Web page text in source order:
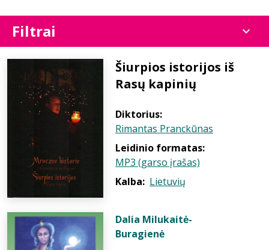
Filtrai
Šiurpios istorijos iš
Rasų kapinių
Diktorius:
Rimantas Pranckūnas
Leidinio formatas:
MP3 (garso įrašas)
Kalba: Lietuvių
Dalia Milukaitė-
Buragienė